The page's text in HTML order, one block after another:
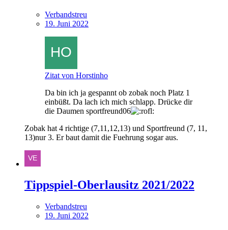
Verbandstreu
19. Juni 2022
Zitat von Horstinho
Da bin ich ja gespannt ob zobak noch Platz 1
einbüßt. Da lach ich mich schlapp. Drücke dir
die Daumen sportfreund06
Zobak hat 4 richtige (7,11,12,13) und Sportfreund (7, 11,
13)nur 3. Er baut damit die Fuehrung sogar aus.
Tippspiel-Oberlausitz 2021/2022
Verbandstreu
19. Juni 2022